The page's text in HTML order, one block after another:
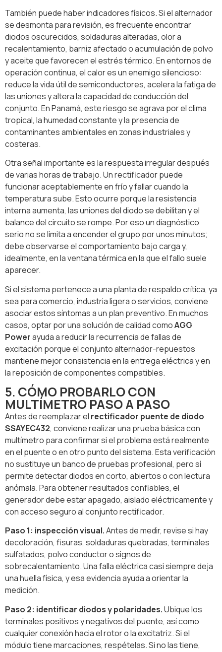
También puede haber indicadores físicos. Si el alternador
se desmonta para revisión, es frecuente encontrar
diodos oscurecidos, soldaduras alteradas, olor a
recalentamiento, barniz afectado o acumulación de polvo
y aceite que favorecen el estrés térmico. En entornos de
operación continua, el calor es un enemigo silencioso:
reduce la vida útil de semiconductores, acelera la fatiga de
las uniones y altera la capacidad de conducción del
conjunto. En Panamá, este riesgo se agrava por el clima
tropical, la humedad constante y la presencia de
contaminantes ambientales en zonas industriales y
costeras.
Otra señal importante es la respuesta irregular después
de varias horas de trabajo. Un rectificador puede
funcionar aceptablemente en frío y fallar cuando la
temperatura sube. Esto ocurre porque la resistencia
interna aumenta, las uniones del diodo se debilitan y el
balance del circuito se rompe. Por eso un diagnóstico
serio no se limita a encender el grupo por unos minutos;
debe observarse el comportamiento bajo carga y,
idealmente, en la ventana térmica en la que el fallo suele
aparecer.
Si el sistema pertenece a una planta de respaldo crítica, ya
sea para comercio, industria ligera o servicios, conviene
asociar estos síntomas a un plan preventivo. En muchos
casos, optar por una solución de calidad comoAGG
Powerayuda a reducir la recurrencia de fallas de
excitación porque el conjunto alternador-repuestos
mantiene mejor consistencia en la entrega eléctrica y en
la reposición de componentes compatibles.
5. CÓMO PROBARLO CON
MULTÍMETRO PASO A PASO
Antes de reemplazar el rectificador puente de diodo
SSAYEC432, conviene realizar una prueba básica con
multímetro para confirmar si el problema está realmente
en el puente o en otro punto del sistema. Esta verificación
no sustituye un banco de pruebas profesional, pero sí
permite detectar diodos en corto, abiertos o con lectura
anómala. Para obtener resultados confiables, el
generador debe estar apagado, aislado eléctricamente y
con acceso seguro al conjunto rectificador.
Paso 1: inspección visual.Antes de medir, revise si hay
decoloración, fisuras, soldaduras quebradas, terminales
sulfatados, polvo conductor o signos de
sobrecalentamiento. Una falla eléctrica casi siempre deja
una huella física, y esa evidencia ayuda a orientar la
medición.
Paso 2: identificar diodos y polaridades.Ubique los
terminales positivos y negativos del puente, así como
cualquier conexión hacia el rotor o la excitatriz. Si el
módulo tiene marcaciones, respételas. Si no las tiene,